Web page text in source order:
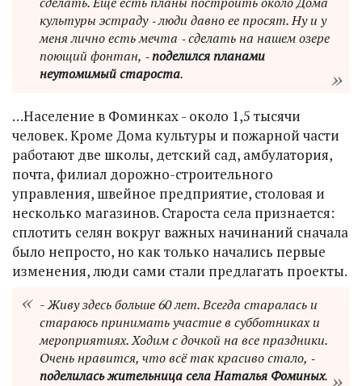
культуры эстраду ‑ люди давно ее просят. Ну и у
меня лично есть мечта ‑ сделать на нашем озере
поющий фонтан, ‑поделился планами
неутомимый староста.
…Население в Фоминках - около 1,5 тысячи
человек. Кроме Дома культуры и пожарной части
работают две школы, детский сад, амбулатория,
почта, филиал дорожно-строительного
управления, швейное предприятие, столовая и
несколько магазинов. Староста села признается:
сплотить селян вокруг важных начинаний сначала
было непросто, но как только начались первые
изменения, люди сами стали предлагать проекты.
- Живу здесь больше 60 лет. Всегда старалась и
стараюсь принимать участие в субботниках и
мероприятиях. Ходим с дочкой на все праздники.
Очень нравится, что всё так красиво стало, ‑
поделилась жительница села Наталья Фоминых.